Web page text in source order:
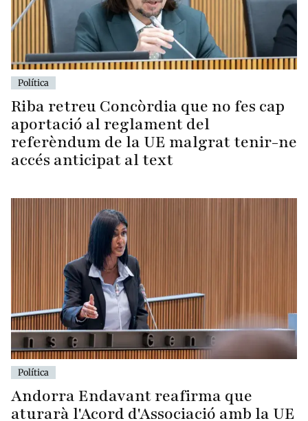
Política
Riba retreu Concòrdia que no fes cap
aportació al reglament del
referèndum de la UE malgrat tenir-ne
accés anticipat al text
Política
Andorra Endavant reafirma que
aturarà l'Acord d'Associació amb la UE